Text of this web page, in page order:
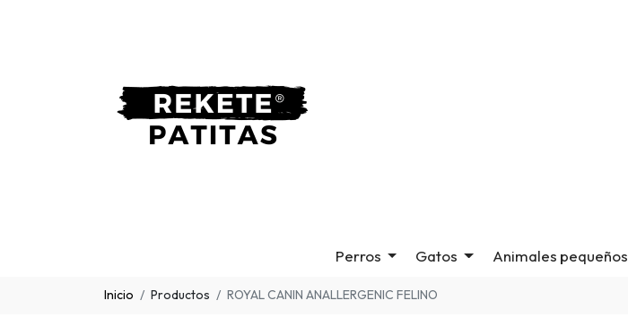
Perros Gatos Animales pequeños
Inicio Productos ROYAL CANIN ANALLERGENIC FELINO